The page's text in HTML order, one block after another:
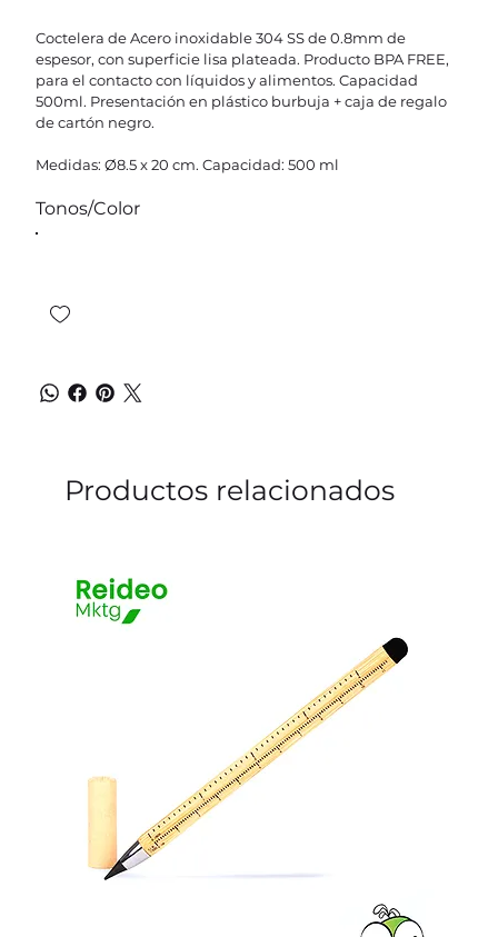
Coctelera de Acero inoxidable 304 SS de 0.8mm de
espesor, con superficie lisa plateada. Producto BPA FREE,
para el contacto con líquidos y alimentos. Capacidad
500ml. Presentación en plástico burbuja + caja de regalo
de cartón negro.
Medidas: Ø8.5 x 20 cm. Capacidad: 500 ml
Tonos/Color
Productos relacionados